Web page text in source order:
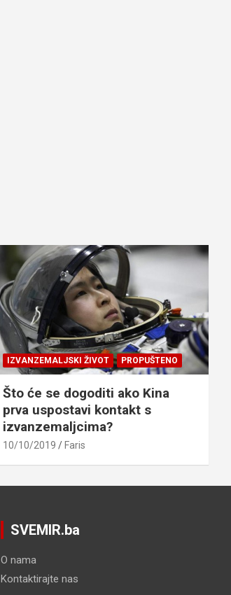
IZVANZEMALJSKI ŽIVOT PROPUŠTENO
Što će se dogoditi ako Kina
prva uspostavi kontakt s
izvanzemaljcima?
10/10/2019 Faris
SVEMIR.ba
O nama
Kontaktirajte nas